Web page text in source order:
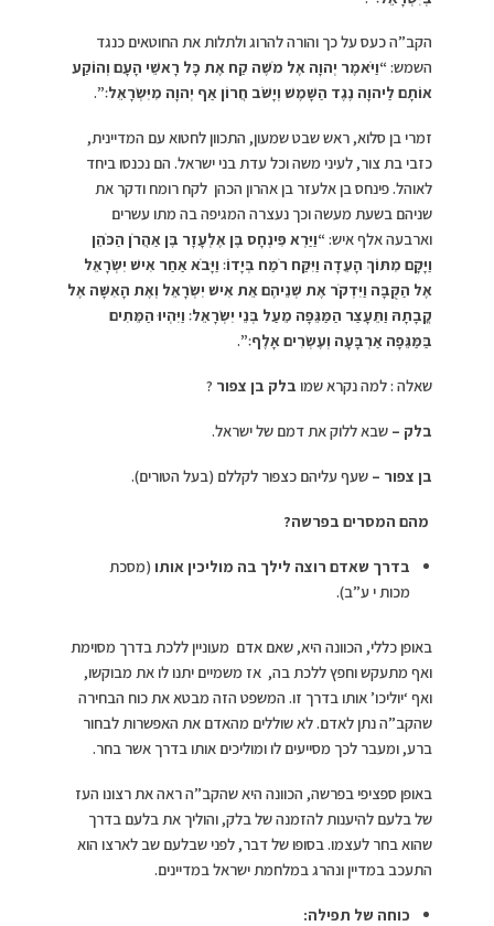
הקב”ה כעס על כך והורה להרוג ולתלות את החוטאים כנגד
השמש:“וַיֹּאמֶר יְהוָה אֶל מֹשֶׁה קַח אֶת כָּל רָאשֵׁי הָעָם וְהוֹקַע
אוֹתָם לַיהוָה נֶגֶד הַשָּׁמֶשׁ וְיָשֹׁב חֲרוֹן אַף יְהוָה מִיִּשְׂרָאֵל׃”.
זמרי בן סלוא, ראש שבט שמעון, התכוון לחטוא עם המדיינית,
כזבי בת צור, לעיני משה וכל עדת בני ישראל. הם נכנסו ביחד
לאוהל. פינחס בן אלעזר בן אהרון הכהן לקח רומח ודקר את
שניהם בשעת מעשה וכך נעצרה המגיפה בה מתו עשרים
וארבעה אלף איש:“וַיַּרְא פִּינְחָס בֶּן אֶלְעָזָר בֶּן אַהֲרֹן הַכֹּהֵן
וַיָּקָם מִתּוֹךְ הָעֵדָה וַיִּקַּח רֹמַח בְּיָדוֹ׃ וַיָּבֹא אַחַר אִישׁ יִשְׂרָאֵל
אֶל הַקֻּבָּה וַיִּדְקֹר אֶת שְׁנֵיהֶם אֵת אִישׁ יִשְׂרָאֵל וְאֶת הָאִשָּׁה אֶל
קֳבָתָהּ וַתֵּעָצַר הַמַּגֵּפָה מֵעַל בְּנֵי יִשְׂרָאֵל׃ וַיִּהְיוּ הַמֵּתִים
בַּמַּגֵּפָה אַרְבָּעָה וְעֶשְׂרִים אָלֶף׃”.
שאלה : למה נקרא שמו בלק בן צפור ?
בלק – שבא ללוק את דמם של ישראל.
בן צפור – שעף עליהם כצפור לקללם (בעל הטורים).
מהם המסרים בפרשה?
בדרך שאדם רוצה לילך בה מוליכין אותו (מסכת
מכות י ע”ב).
באופן כללי, הכוונה היא, שאם אדם מעוניין ללכת בדרך מסוימת
ואף מתעקש וחפץ ללכת בה, אז משמיים יתנו לו את מבוקשו,
ואף ‘יוליכו’ אותו בדרך זו. המשפט הזה מבטא את כוח הבחירה
שהקב”ה נתן לאדם. לא שוללים מהאדם את האפשרות לבחור
ברע, ומעבר לכך מסייעים לו ומוליכים אותו בדרך אשר בחר.
באופן ספציפי בפרשה, הכוונה היא שהקב”ה ראה את רצונו העז
של בלעם להיענות להזמנה של בלק, והוליך את בלעם בדרך
שהוא בחר לעצמו. בסופו של דבר, לפני שבלעם שב לארצו הוא
התעכב במדיין ונהרג במלחמת ישראל במדיינים.
כוחה של תפילה: